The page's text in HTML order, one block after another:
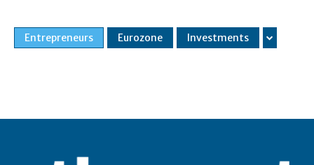
Entrepreneurs Eurozone Investments